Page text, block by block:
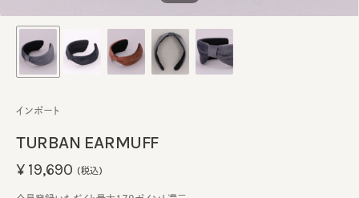
TURBAN EARMUFF
インポート
¥19,690 (税込)